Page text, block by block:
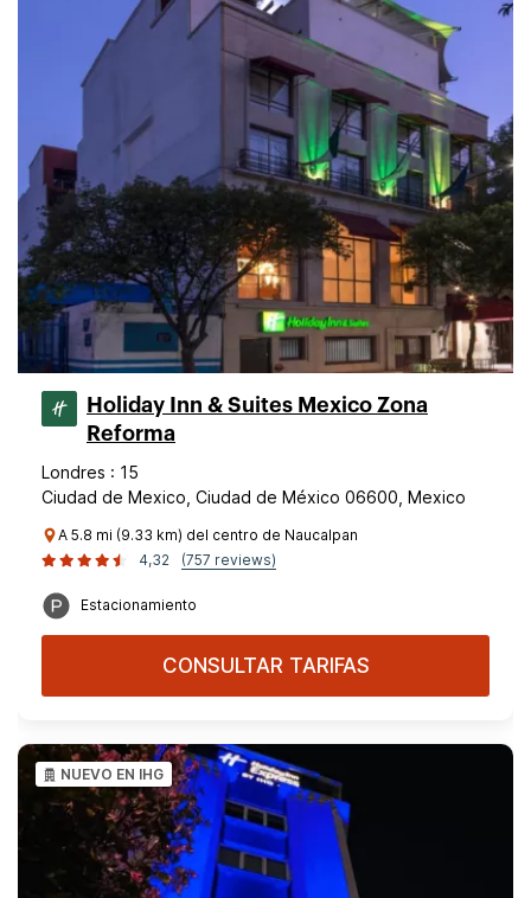
Holiday Inn & Suites Mexico Zona
Reforma
Londres : 15
Ciudad de Mexico, Ciudad de México 06600, Mexico
A 5.8 mi (9.33 km) del centro de Naucalpan
4,32
(757 reviews)
Estacionamiento
CONSULTAR TARIFAS
NUEVO EN IHG